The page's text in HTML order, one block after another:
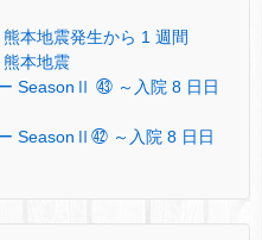
本地震発生から 1 週間
本地震
SeasonⅡ ㊸ ～入院 8 日日
SeasonⅡ㊷ ～入院 8 日日